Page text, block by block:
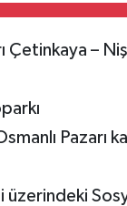
Çetinkaya –
Pazarı
üzerindeki